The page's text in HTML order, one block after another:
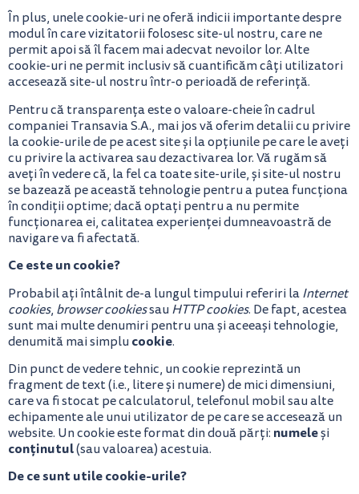
În plus, unele cookie-uri ne oferă indicii importante despre
modul în care vizitatorii folosesc site-ul nostru, care ne
permit apoi să îl facem mai adecvat nevoilor lor. Alte
cookie-uri ne permit inclusiv să cuantificăm câți utilizatori
accesează site-ul nostru într-o perioadă de referință.
Pentru că transparența este o valoare-cheie în cadrul
companiei Transavia S.A., mai jos vă oferim detalii cu privire
la cookie-urile de pe acest site și la opțiunile pe care le aveți
cu privire la activarea sau dezactivarea lor. Vă rugăm să
aveți în vedere că, la fel ca toate site-urile, și site-ul nostru
se bazează pe această tehnologie pentru a putea funcționa
în condiții optime; dacă optați pentru a nu permite
funcționarea ei, calitatea experienței dumneavoastră de
navigare va fi afectată.
Ce este un cookie?
Probabil ați întâlnit de-a lungul timpului referiri laInternet
cookies, browser cookiessauHTTP cookies. De fapt, acestea
sunt mai multe denumiri pentru una și aceeași tehnologie,
denumită mai simplucookie.
Din punct de vedere tehnic, un cookie reprezintă un
fragment de text (i.e., litere și numere) de mici dimensiuni,
care va fi stocat pe calculatorul, telefonul mobil sau alte
echipamente ale unui utilizator de pe care se accesează un
website. Un cookie este format din două părți: numeleși
conținutul(sau valoarea) acestuia.
De ce sunt utile cookie-urile?